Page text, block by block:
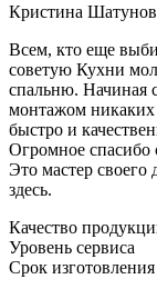
Кристина
Всем, кто еще
советую Кухни
спальню. Начиная
монтажом никаких
быстро и
Огромное спасибо
Это мастер своего
здесь.
Качество
Уровень сервиса
Срок изготовления